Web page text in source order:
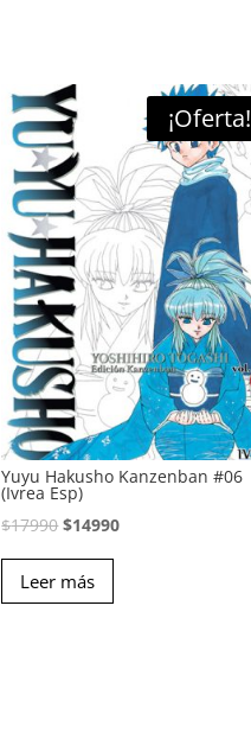
¡Oferta!
Yuyu Hakusho Kanzenban #06
(Ivrea Esp)
$17990El
precio
original
$14990El
Leer más